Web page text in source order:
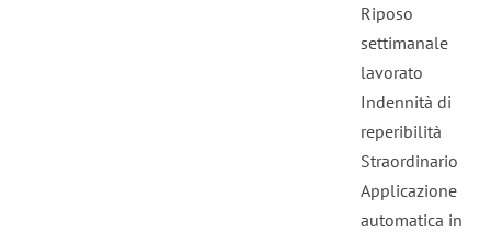
Riposo
settimanale
lavorato
Indennità di
reperibilità
Straordinario
Applicazione
automatica in